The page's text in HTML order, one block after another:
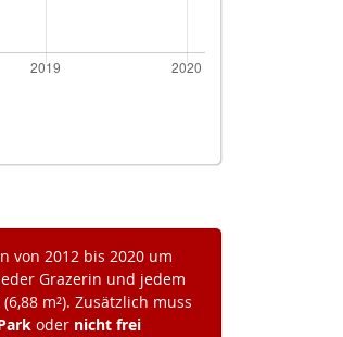
von 2012 bis 2020 um
Grazerin und jedem
m²). Zusätzlich muss
oder nicht frei